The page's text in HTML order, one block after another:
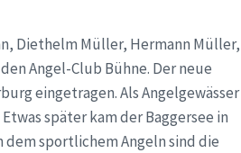
Diethelm Müller, Hermann Müller,
Angel-Club Bühne. Der neue
eingetragen. Als Angelgewässer
später kam der Baggersee in
sportlichem Angeln sind die